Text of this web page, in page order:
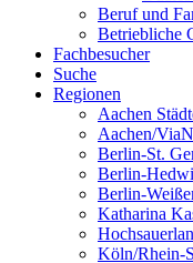
Beruf und
Betriebliche
Fachbesucher
Suche
Regionen
Aachen
Aachen/
Berlin-St.
Berlin-
Berlin-
Katharina
Köln/Rhein-